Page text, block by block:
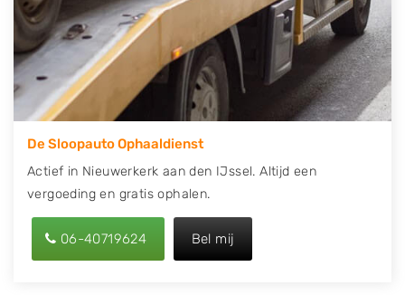
Chevrolet, Citroën, Dacia, Fiat, Ford, Honda, Hyundai,
Kia, Mazda, Mercedes Benz, Mitsubishi, Nissan, Opel,
Peugeot, Porsche, Renault, Seat, Skoda, Suzuki, Tesla,
Toyota, Volkswagen en Volvo.
De Sloopauto Ophaaldienst
Actief in Nieuwerkerk aan den IJssel. Altijd een
vergoeding en gratis ophalen.
06-40719624 Bel mij